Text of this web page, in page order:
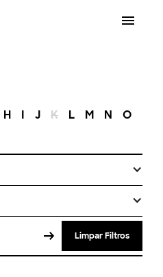
H I J K L M N O
Limpar Filtros